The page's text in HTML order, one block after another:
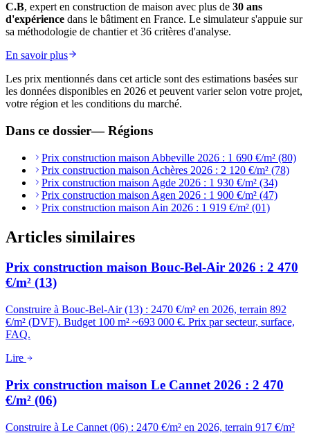
C.B, expert en construction de maison avec plus de 30 ans
d'expérience dans le bâtiment en France. Le simulateur s'appuie sur
sa méthodologie de chantier et 36 critères d'analyse.
En savoir plus
Les prix mentionnés dans cet article sont des estimations basées sur
les données disponibles en 2026 et peuvent varier selon votre projet,
votre région et les conditions du marché.
Dans ce dossier—Régions
Prix construction maison Abbeville 2026 : 1 690 €/m² (80)
Prix construction maison Achères 2026 : 2 120 €/m² (78)
Prix construction maison Agde 2026 : 1 930 €/m² (34)
Prix construction maison Agen 2026 : 1 900 €/m² (47)
Prix construction maison Ain 2026 : 1 919 €/m² (01)
Articles similaires
Prix construction maison Bouc-Bel-Air 2026 : 2 470
€/m² (13)
Construire à Bouc-Bel-Air (13) : 2470 €/m² en 2026, terrain 892
€/m² (DVF). Budget 100 m² ~693 000 €. Prix par secteur, surface,
FAQ.
Lire
Prix construction maison Le Cannet 2026 : 2 470
€/m² (06)
Construire à Le Cannet (06) : 2470 €/m² en 2026, terrain 917 €/m²